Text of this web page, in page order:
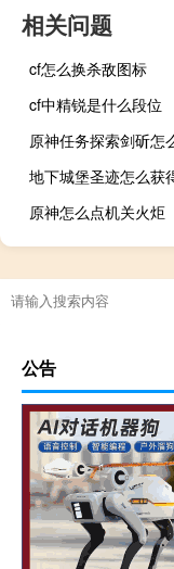
相关问题
cf怎么换杀敌图标
cf中精锐是什么段位
原神任务探索剑斫怎
地下城堡圣迹怎么获
原神怎么点机关火炬
公告